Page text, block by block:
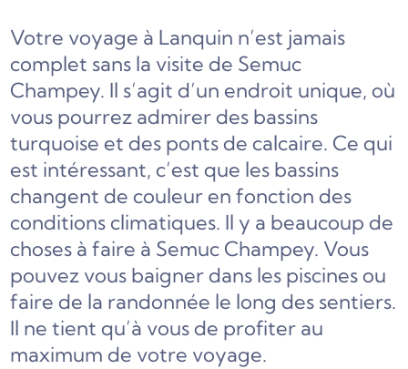
Votre voyage à Lanquin n’est jamais
complet sans la visite de Semuc
Champey. Il s’agit d’un endroit unique, où
vous pourrez admirer des bassins
turquoise et des ponts de calcaire. Ce qui
est intéressant, c’est que les bassins
changent de couleur en fonction des
conditions climatiques. Il y a beaucoup de
choses à faire à Semuc Champey. Vous
pouvez vous baigner dans les piscines ou
faire de la randonnée le long des sentiers.
Il ne tient qu’à vous de profiter au
maximum de votre voyage.